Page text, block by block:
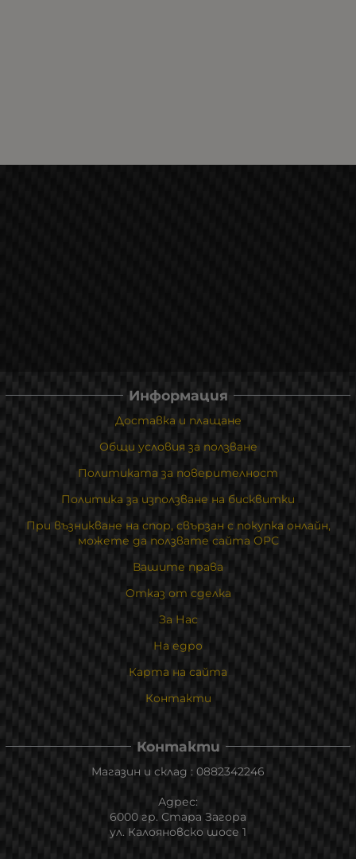
Информация
Доставка и плащане
Общи условия за ползване
Политиката за поверителност
Политика за използване на бисквитки
При възникване на спор, свързан с покупка онлайн,
можете да ползвате сайта ОРС
Вашите права
Отказ от сделка
За Нас
На едро
Карта на сайта
Контакти
Контакти
Магазин и склад : 0882342246
Адрес:
6000 гр. Стара Загора
ул. Калояновско шосе 1